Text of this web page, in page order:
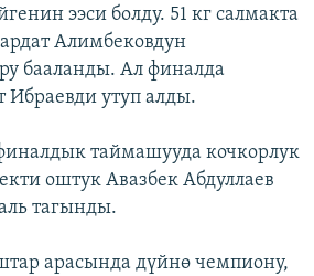
ээси болду. 51 кг салмакта
Алимбековдун
бааланды. Ал финалда
утуп алды.
таймашууда кочкорлук
оштук Авазбек Абдуллаев
тагынды.
арасында дүйнө чемпиону,